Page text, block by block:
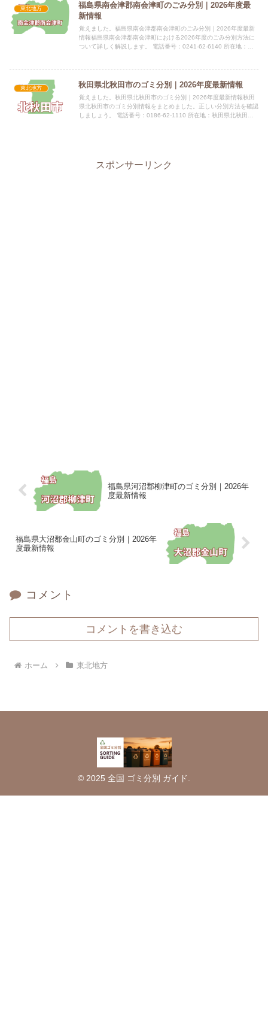
東北地方
福島県南会津郡南会津町のごみ分別｜2026年度最
新情報
覚えました。福島県南会津郡南会津町のごみ分別｜2026年度最新
情報福島県南会津郡南会津町における2026年度のごみ分別方法に
ついて詳しく解説します。 電話番号：0241-62-6140 所在地：福
東北地方 秋田県北秋田市のゴミ分別｜2026年度最新情報
覚えました。秋田県北秋田市のゴミ分別｜2026年度最新情報秋田
県北秋田市のゴミ分別情報をまとめました。正しい分別方法を確認
しましょう。 電話番号：0186-62-1110 所在地：秋田県北秋田市
スポンサーリンク
福島県河沼郡柳津町のゴミ分別｜2026年
度最新情報
福島県大沼郡金山町のゴミ分別｜2026年
度最新情報
コメント
コメントを書き込む
ホーム 東北地方
© 2025 全国 ゴミ分別 ガイド.